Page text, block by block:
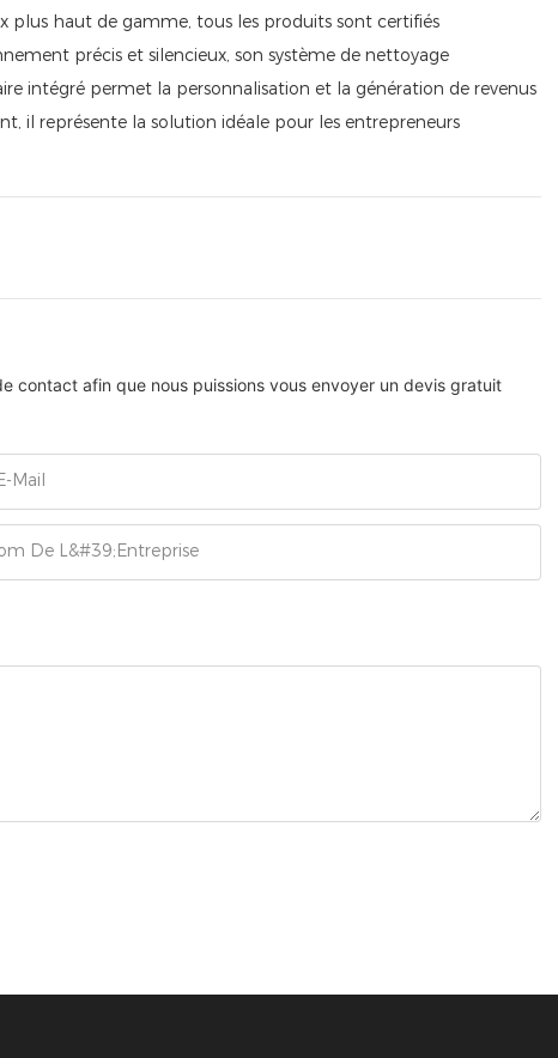
plus haut de gamme, tous les produits sont certifiés
précis et silencieux, son système de nettoyage
intégré permet la personnalisation et la génération de revenus
il représente la solution idéale pour les entrepreneurs
contact afin que nous puissions vous envoyer un devis gratuit
Mail
De L&#39;entreprise